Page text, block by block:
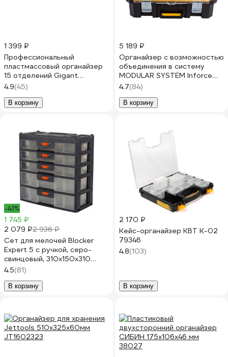
1 399 ₽
Профессиональный
пластмассовый органайзер
15 отделений Gigant
Professional GPMI-2
4.9(45)
В корзину
5 189 ₽
Органайзер с возможностью
объединения в систему
MODULAR SYSTEM Inforce
06-20-18
4.7(84)
В корзину
-41%
1 745 ₽
2 079 ₽2 936 ₽
Сет для мелочей Blocker
Expert 5 с ручкой, серо-
свинцовый, 310х150х310
32526
4.5(81)
В корзину
2 170 ₽
Кейс-органайзер КВТ К-02
79346
4.8(103)
В корзину